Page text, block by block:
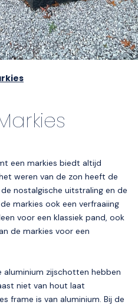
een markies biedt altijd
weren van de zon heeft de
nostalgische uitstraling en de
markies ook een verfraaiing
voor een klassiek pand, ook
de markies voor een
aluminium zijschotten hebben
niet van hout laat
frame is van aluminium. Bij de